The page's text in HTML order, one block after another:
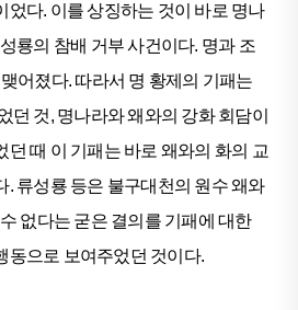
었다. 이를 상징하는 것이 바로 명나
룡의 참배 거부 사건이다. 명과 조
어졌다. 따라서 명 황제의 기패는
던 것, 명나라와 왜와의 강화 회담이
던 때 이 기패는 바로 왜와의 화의 교
. 류성룡 등은 불구대천의 원수 왜와
없다는 굳은 결의를 기패에 대한
동으로 보여주었던 것이다.